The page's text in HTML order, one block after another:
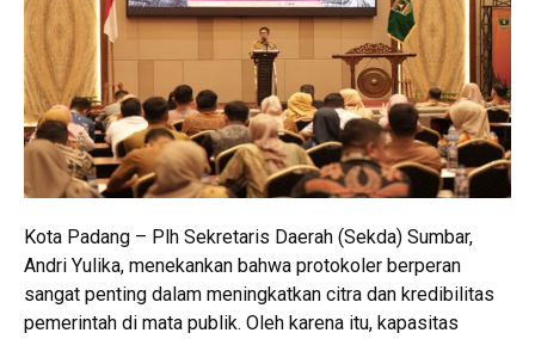
Kota Padang – Plh Sekretaris Daerah (Sekda) Sumbar,
Andri Yulika, menekankan bahwa protokoler berperan
sangat penting dalam meningkatkan citra dan kredibilitas
pemerintah di mata publik. Oleh karena itu, kapasitas